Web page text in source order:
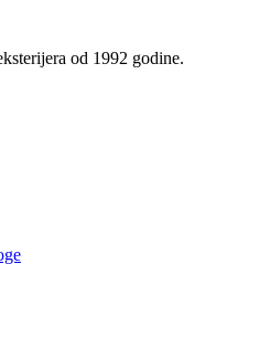
od 1992 godine.